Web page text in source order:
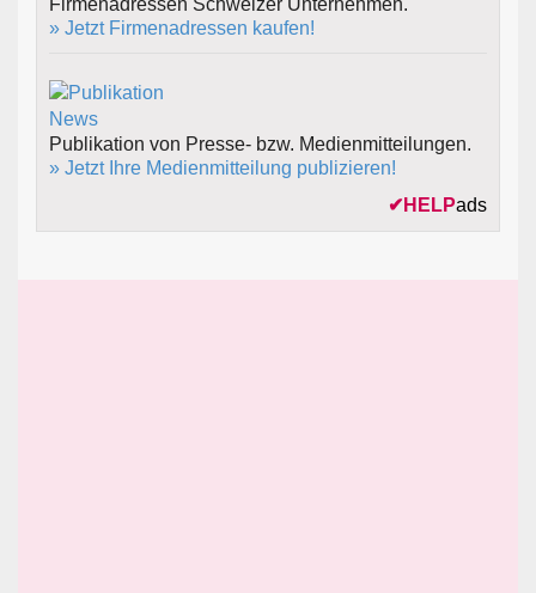
Firmenadressen Schweizer Unternehmen.
» Jetzt Firmenadressen kaufen!
Publikation von Presse- bzw. Medienmitteilungen.
» Jetzt Ihre Medienmitteilung publizieren!
✔ HELPads